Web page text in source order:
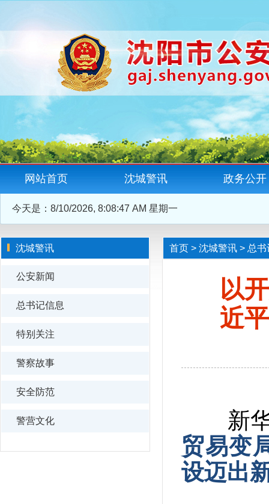
网站首页 沈城警讯 政务公开
今天是： 8/10/2026, 8:08:48 AM 星期一
沈城警讯
公安新闻
总书记信息
特别关注
警察故事
安全防范
警营文化
首页 > 沈城警讯 > 总书
以
近
新华
贸易变
设迈出